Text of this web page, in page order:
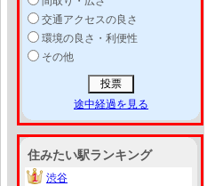
交通アクセスの良さ
環境の良さ・利便性
その他
途中経過を見る
住みたい駅ランキング
1
1
渋谷